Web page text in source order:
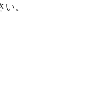
。